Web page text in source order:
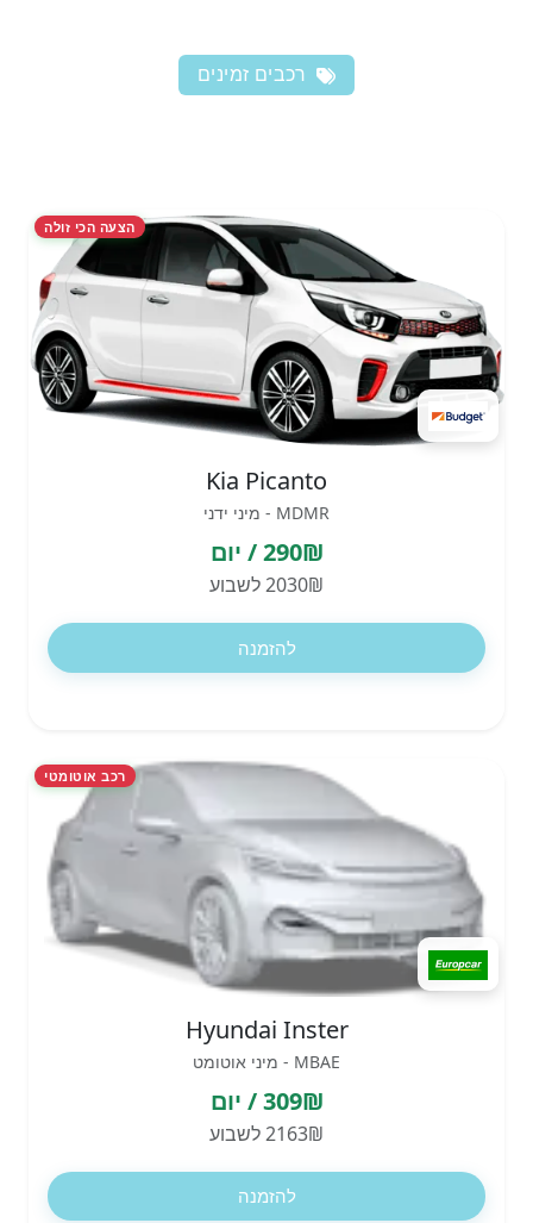
רכבים זמינים
הצעה הכי זולה
Kia Picanto
MDMR - מיני ידני
290₪ / יום
2030₪ לשבוע
להזמנה
רכב אוטומטי
Hyundai Inster
MBAE - מיני אוטומט
309₪ / יום
2163₪ לשבוע
להזמנה